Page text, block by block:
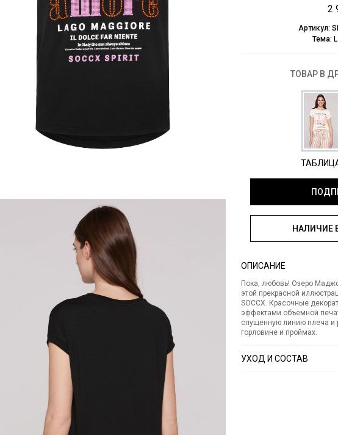
2
Артикул:
Тема:
ТОВАР В
НАЛИЧИЕ
ОПИСАНИЕ
Пока, любовь! Озеро
этой прекрасной
SOCCX. Красочные
эффектами объемной
спущенную линию плеча и
горловине и проймах.
УХОД И СОСТАВ